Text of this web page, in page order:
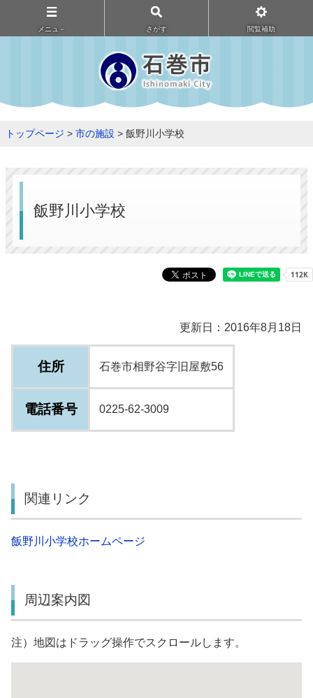
メニュ－ さがす 閲覧補助
トップページ > 市の施設 > 飯野川小学校
飯野川小学校
更新日：2016年8月18日
住所 石巻市相野谷字旧屋敷56
電話番号 0225-62-3009
関連リンク
飯野川小学校ホームページ
周辺案内図
注）地図はドラッグ操作でスクロールします。